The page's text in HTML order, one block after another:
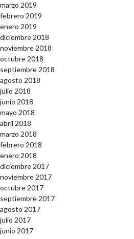
marzo 2019
febrero 2019
enero 2019
diciembre 2018
noviembre 2018
octubre 2018
septiembre 2018
agosto 2018
julio 2018
junio 2018
mayo 2018
abril 2018
marzo 2018
febrero 2018
enero 2018
diciembre 2017
noviembre 2017
octubre 2017
septiembre 2017
agosto 2017
julio 2017
junio 2017